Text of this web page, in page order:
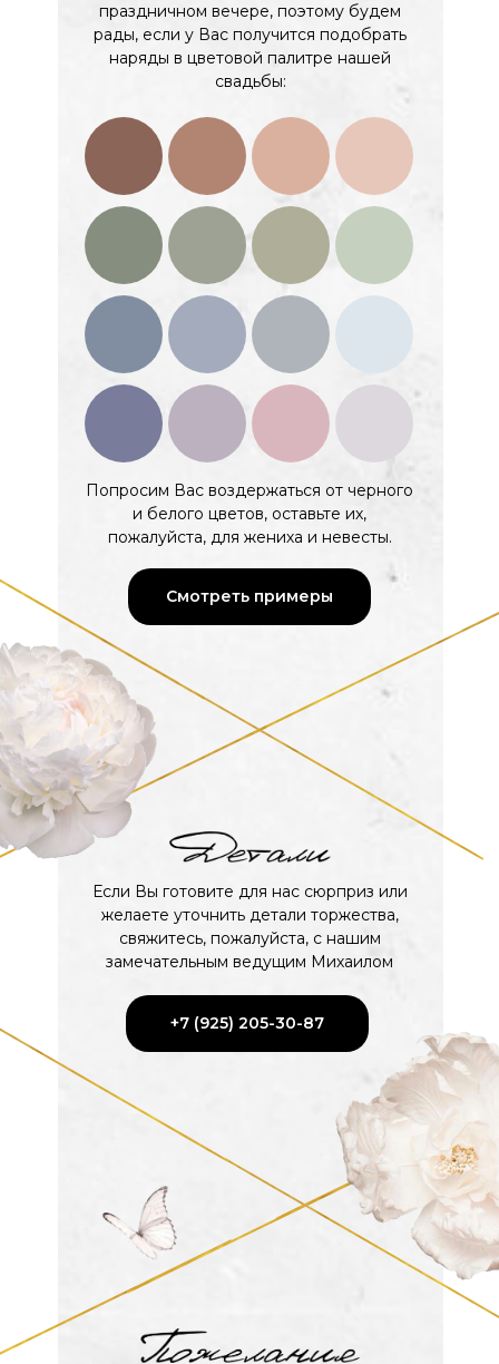
праздничном вечере, поэтому будем
рады, если у Вас получится подобрать
наряды в цветовой палитре нашей
свадьбы:
Смотреть примеры
Если Вы готовите для нас сюрприз или
желаете уточнить детали торжества,
свяжитесь, пожалуйста, с нашим
замечательным ведущим Михаилом
+7 (925) 205-30-87
Попросим Вас воздержаться от черного
и белого цветов, оставьте их,
пожалуйста, для жениха и невесты.